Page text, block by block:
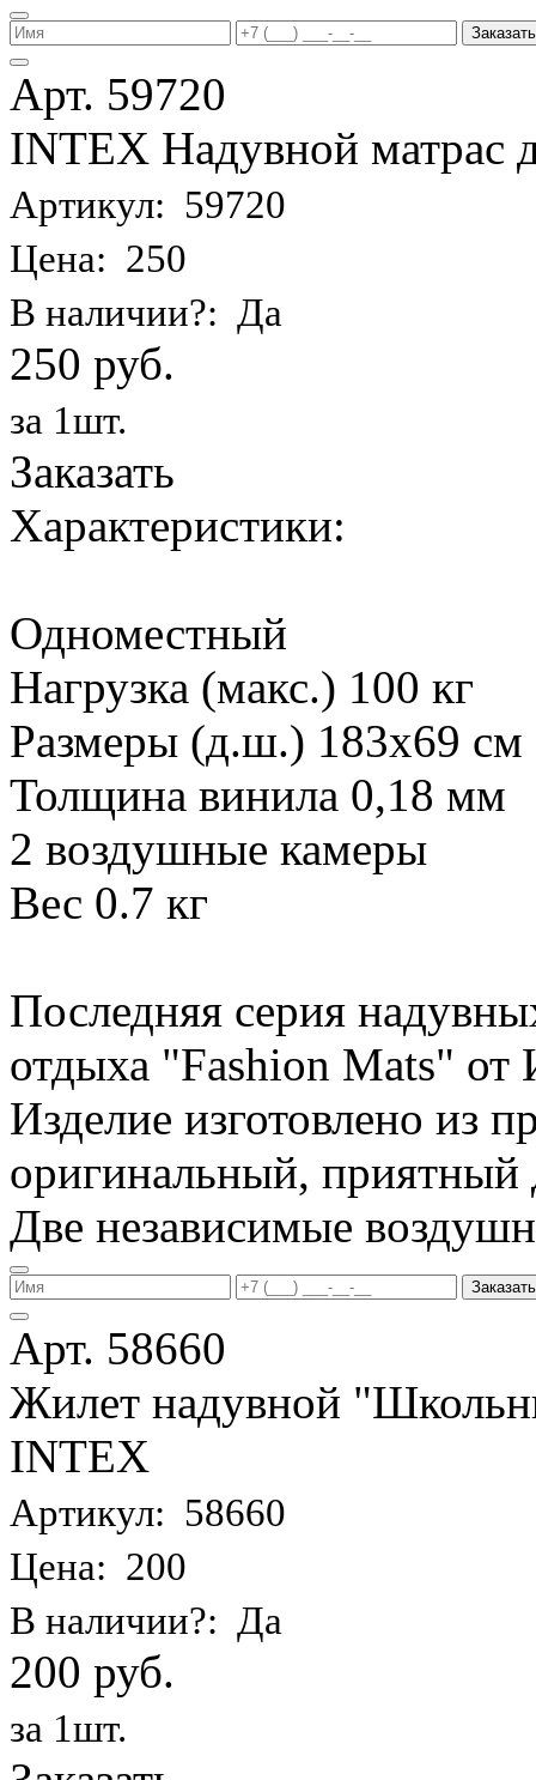
Заказать
Арт. 59720
INTEX Надувной матрас
Артикул: 59720
Цена: 250
В наличии?: Да
250 руб.
за 1шт.
Заказать
Характеристики:
Одноместный
Нагрузка (макс.) 100 кг
Размеры (д.ш.) 183х69 см
Толщина винила 0,18 мм
2 воздушные камеры
Вес 0.7 кг
Последняя серия
отдыха "Fashion Mats"
Изделие изготовлено из
оригинальный, приятный
Две независимые
Заказать
Арт. 58660
Жилет надувной
INTEX
Артикул: 58660
Цена: 200
В наличии?: Да
200 руб.
за 1шт.